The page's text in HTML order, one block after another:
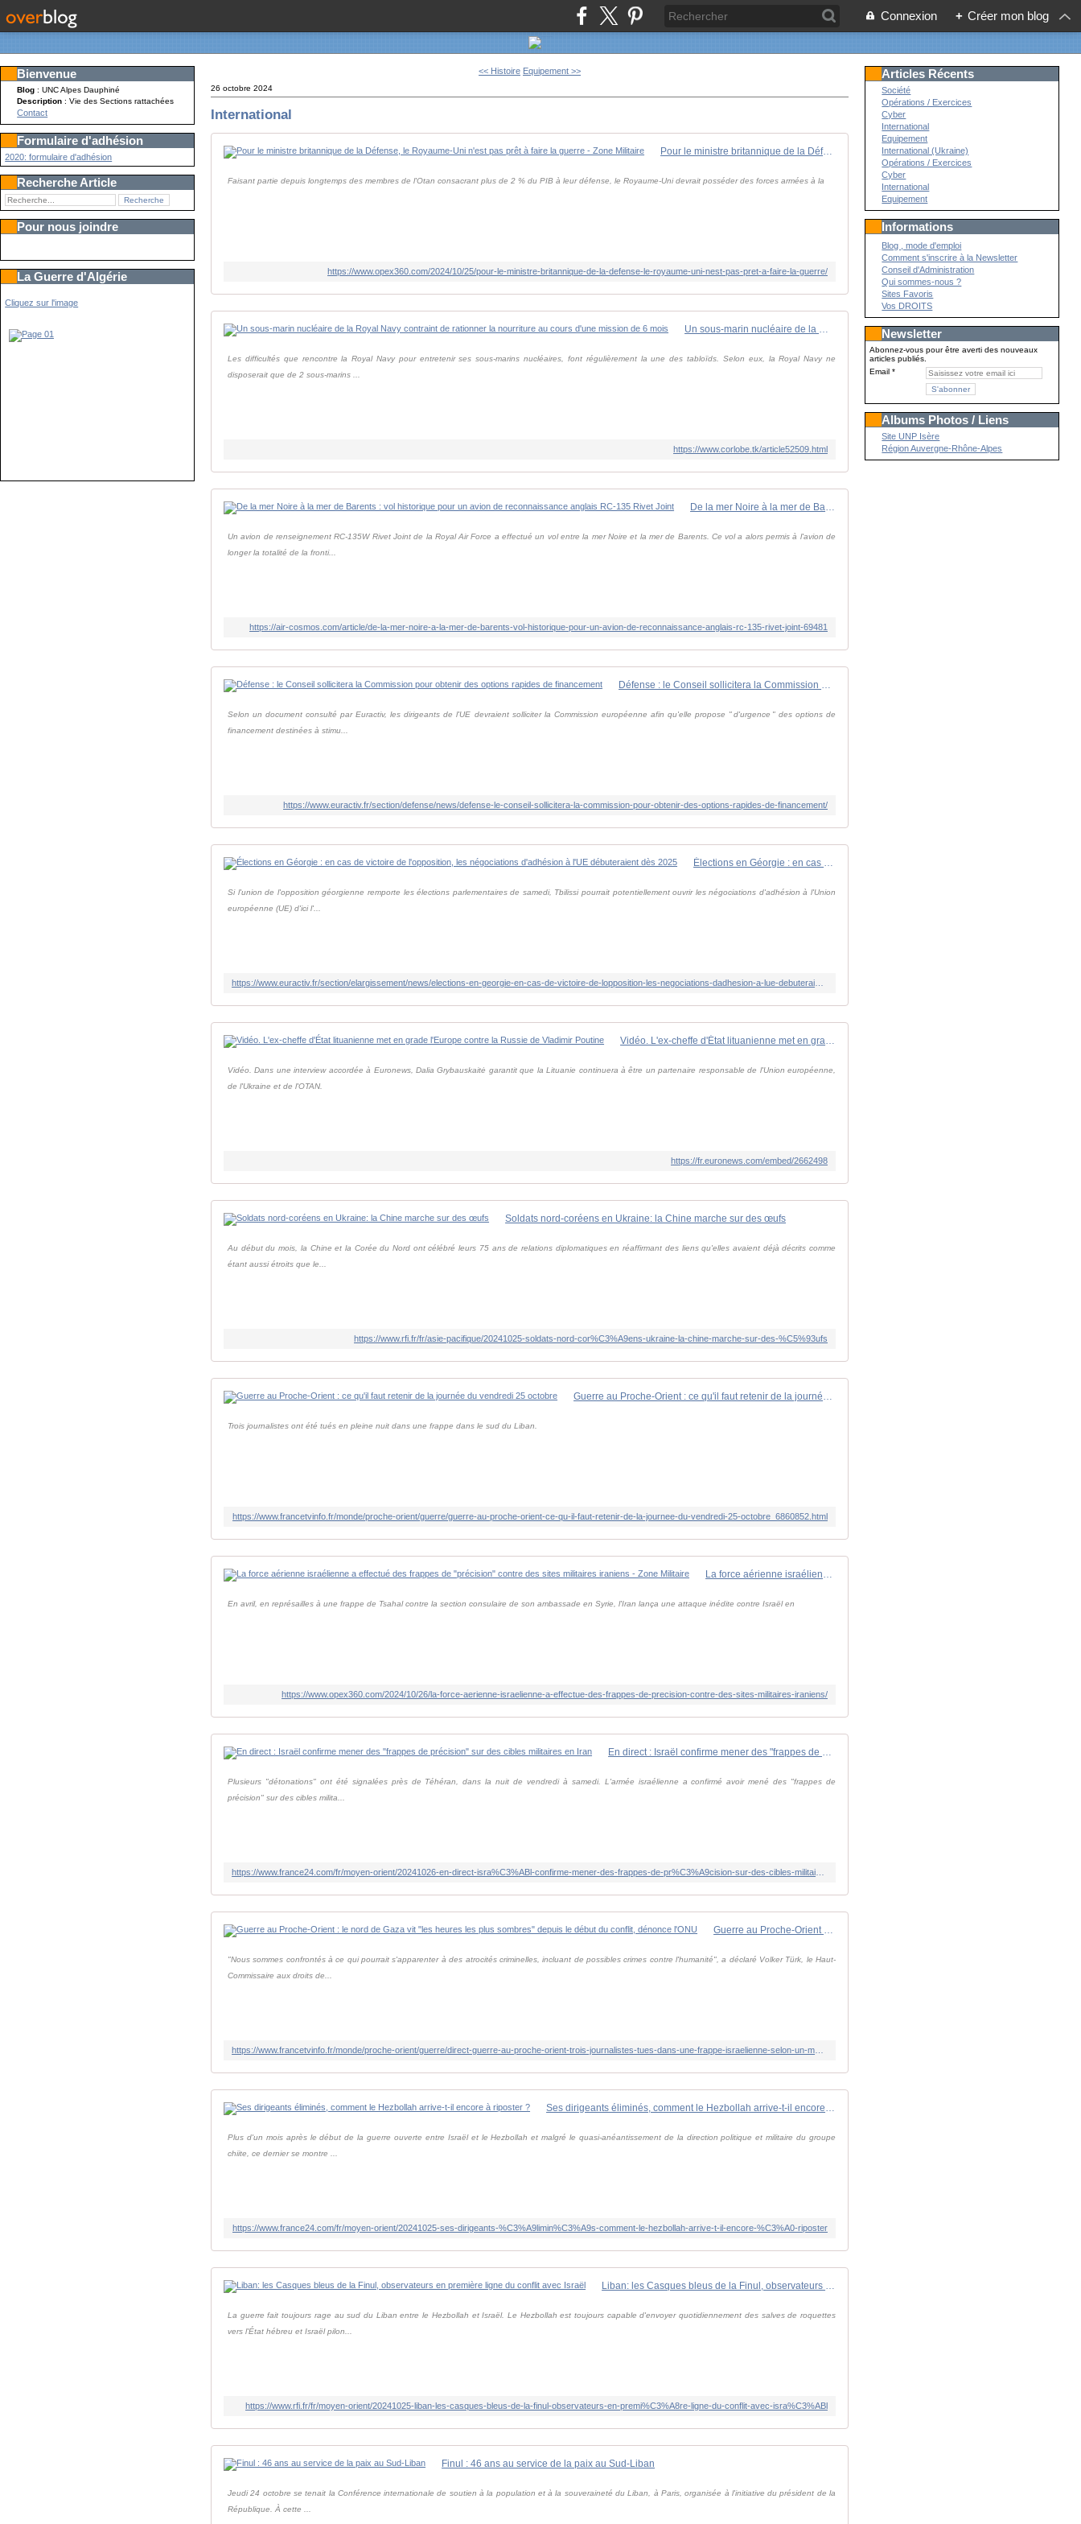
Connexion + Créer mon blog
Bienvenue
Blog : UNC Alpes Dauphiné
Description: Vie des Sections rattachées
Contact
Formulaire d'adhésion
2020: formulaire d'adhésion
Recherche Article
Pour nous joindre
La Guerre d'Algérie
Cliquez sur l'image
<< Histoire Equipement >>
26 octobre 2024
International
Pour le ministre britannique de la Défense, le Royaume-Uni n'est pas prêt à faire la guerre - Zone Militaire
Faisant partie depuis longtemps des membres de l'Otan consacrant plus de 2 % du PIB à leur défense, le Royaume-Uni devrait posséder des forces armées à la
https://www.opex360.com/2024/10/25/pour-le-ministre-britannique-de-la-defense-le-royaume-uni-nest-pas-pret-a-faire-la-guerre/
Un sous-marin nucléaire de la Royal Navy contraint de rationner la nourriture au cours d'une mission de 6 mois
Les difficultés que rencontre la Royal Navy pour entretenir ses sous-marins nucléaires, font régulièrement la une des tabloïds. Selon eux, la Royal Navy ne
disposerait que de 2 sous-marins ...
https://www.corlobe.tk/article52509.html
De la mer Noire à la mer de Barents : vol historique pour un avion de reconnaissance anglais RC-135 Rivet Joint
Un avion de renseignement RC-135W Rivet Joint de la Royal Air Force a effectué un vol entre la mer Noire et la mer de Barents. Ce vol a alors permis à l'avion de
longer la totalité de la fronti...
https://air-cosmos.com/article/de-la-mer-noire-a-la-mer-de-barents-vol-historique-pour-un-avion-de-reconnaissance-anglais-rc-135-rivet-joint-69481
Défense : le Conseil sollicitera la Commission pour obtenir des options rapides de financement
Selon un document consulté par Euractiv, les dirigeants de l'UE devraient solliciter la Commission européenne afin qu'elle propose " d'urgence " des options de
financement destinées à stimu...
https://www.euractiv.fr/section/defense/news/defense-le-conseil-sollicitera-la-commission-pour-obtenir-des-options-rapides-de-financement/
Élections en Géorgie : en cas de victoire de l'opposition, les négociations d'adhésion à l'UE débuteraient dès 2025
Si l'union de l'opposition géorgienne remporte les élections parlementaires de samedi, Tbilissi pourrait potentiellement ouvrir les négociations d'adhésion à l'Union
européenne (UE) d'ici l'...
Vidéo. L'ex-cheffe d'État lituanienne met en grade l'Europe contre la Russie de Vladimir Poutine
Vidéo. Dans une interview accordée à Euronews, Dalia Grybauskaitė garantit que la Lituanie continuera à être un partenaire responsable de l'Union européenne,
de l'Ukraine et de l'OTAN.
https://fr.euronews.com/embed/2662498
Soldats nord-coréens en Ukraine: la Chine marche sur des œufs
Au début du mois, la Chine et la Corée du Nord ont célébré leurs 75 ans de relations diplomatiques en réaffirmant des liens qu'elles avaient déjà décrits comme
étant aussi étroits que le...
https://www.rfi.fr/fr/asie-pacifique/20241025-soldats-nord-cor%C3%A9ens-ukraine-la-chine-marche-sur-des-%C5%93ufs
Guerre au Proche-Orient : ce qu'il faut retenir de la journée du vendredi 25 octobre
Trois journalistes ont été tués en pleine nuit dans une frappe dans le sud du Liban.
https://www.francetvinfo.fr/monde/proche-orient/guerre/guerre-au-proche-orient-ce-qu-il-faut-retenir-de-la-journee-du-vendredi-25-octobre_6860852.html
La force aérienne israélienne a effectué des frappes de "précision" contre des sites militaires iraniens - Zone Militaire
En avril, en représailles à une frappe de Tsahal contre la section consulaire de son ambassade en Syrie, l'Iran lança une attaque inédite contre Israël en
https://www.opex360.com/2024/10/26/la-force-aerienne-israelienne-a-effectue-des-frappes-de-precision-contre-des-sites-militaires-iraniens/
En direct : Israël confirme mener des "frappes de précision" sur des cibles militaires en Iran
Plusieurs "détonations" ont été signalées près de Téhéran, dans la nuit de vendredi à samedi. L'armée israélienne a confirmé avoir mené des "frappes de
précision" sur des cibles milita...
Guerre au Proche-Orient : le nord de Gaza vit "les heures les plus sombres" depuis le début du conflit, dénonce l'ONU
"Nous sommes confrontés à ce qui pourrait s'apparenter à des atrocités criminelles, incluant de possibles crimes contre l'humanité", a déclaré Volker Türk, le Haut-
Commissaire aux droits de...
Ses dirigeants éliminés, comment le Hezbollah arrive-t-il encore à riposter ?
Plus d'un mois après le début de la guerre ouverte entre Israël et le Hezbollah et malgré le quasi-anéantissement de la direction politique et militaire du groupe
chiite, ce dernier se montre ...
https://www.france24.com/fr/moyen-orient/20241025-ses-dirigeants-%C3%A9limin%C3%A9s-comment-le-hezbollah-arrive-t-il-encore-%C3%A0-riposter
Liban: les Casques bleus de la Finul, observateurs en première ligne du conflit avec Israël
La guerre fait toujours rage au sud du Liban entre le Hezbollah et Israël. Le Hezbollah est toujours capable d'envoyer quotidiennement des salves de roquettes
vers l'État hébreu et Israël pilon...
https://www.rfi.fr/fr/moyen-orient/20241025-liban-les-casques-bleus-de-la-finul-observateurs-en-premi%C3%A8re-ligne-du-conflit-avec-isra%C3%ABl
Finul : 46 ans au service de la paix au Sud-Liban
Jeudi 24 octobre se tenait la Conférence internationale de soutien à la population et à la souveraineté du Liban, à Paris, organisée à l'initiative du président de la
République. À cette ...
Articles Récents
Société
Opérations / Exercices
Cyber
International
Equipement
International (Ukraine)
Opérations / Exercices
Cyber
International
Equipement
Informations
Blog , mode d'emploi
Comment s'inscrire à la Newsletter
Conseil d'Administration
Qui sommes-nous ?
Sites Favoris
Vos DROITS
Newsletter
Abonnez-vous pour être averti des nouveaux
articles publiés.
Email
Albums Photos / Liens
Site UNP Isère
Région Auvergne-Rhône-Alpes